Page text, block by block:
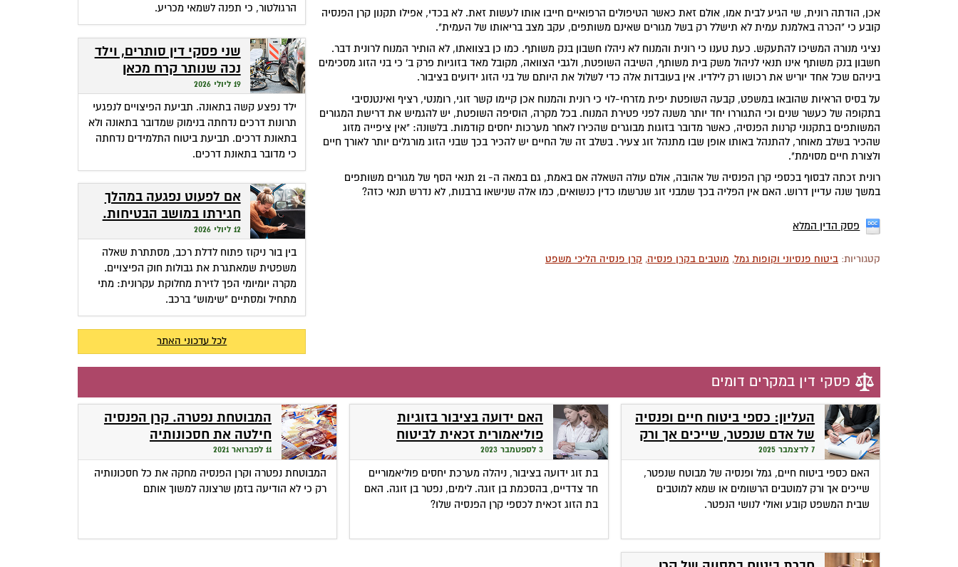
אכן, הודתה רונית, שי הגיע לבית אמו, אולם זאת כאשר הטיפולים הרפואיים חייבו אותו לעשות זאת. לא בכדי, אפילו תקנון קרן הפנסיה
קובע כי "הכרה באלמנת עמית לא תישלל רק בשל מגורים שאינם משותפים, עקב מצב בריאותו של העמית".
נציגי מנורה המשיכו להתעקש. כעת טענו כי רונית והמנוח לא ניהלו חשבון בנק משותף. כמו כן בצוואתו, לא הותיר המנוח לרונית דבר.
חשבון בנק משותף אינו תנאי לניהול משק בית משותף, השיבה השופטת, ולגבי הצוואה, מקובל מאד בזוגיות פרק ב' כי בני הזוג מסכימים
ביניהם שכל אחד יוריש את רכושו רק לילדיו. אין בעובדות אלה כדי לשלול את היותם של בני הזוג ידועים בציבור.
על בסיס הראיות שהובאו במשפט, קבעה השופטת יפית מזרחי-לוי כי רונית והמנוח אכן קיימו קשר זוגי, רומנטי, רציף ואינטנסיבי
בתקופה של כעשר שנים וכי התגוררו יחד יותר משנה לפני פטירת המנוח. בכל מקרה, הוסיפה השופטת, יש להגמיש את דרישת המגורים
המשותפים בתקנוני קרנות הפנסיה, כאשר מדובר בזוגות מבוגרים שהכירו לאחר מערכות יחסים קודמות. בלשונה: "אין ציפייה מזוג
שהכיר בשלב מאוחר, להתנהל באותו אופן שבו מתנהל זוג צעיר. בשלב זה של החיים יש להכיר בכך שבני הזוג מורגלים יותר לאורך חיים
ולצורת חיים מסוימת".
רונית זכתה לבסוף בכספי קרן הפנסיה של אהובה, אולם עולה השאלה אם באמת, גם במאה ה- 21 תנאי הסף של מגורים משותפים
במשך שנה עדיין דרוש. האם אין הפליה בכך שמבני זוג שנרשמו כדין כנשואים, כמו אלה שנישאו ברבנות, לא נדרש תנאי כזה?
פסק הדין המלא
קטגוריות: ביטוח פנסיוני וקופות גמל, מוטבים בקרן פנסיה, קרן פנסיה הליכי משפט
הרגולטור, כי תפנה לשמאי מכריע.
שני פסקי דין סותרים, וילד
נכה שנותר קרח מכאן
ומכאן
19 ליולי 2026
ילד נפצע קשה בתאונה. תביעת הפיצויים לנפגעי
תרונות דרכים נדחתה בנימוק שמדובר בתאונה ולא
בתאונת דרכים. תביעת ביטוח התלמידים נדחתה
כי מדובר בתאונת דרכים.
אם לפעוט נפגעה במהלך
חגירתו במושב הבטיחות.
האם זכאית לפיצויים?
12 ליולי 2026
בין בור ניקוז פתוח לדלת רכב, מסתתרת שאלה
משפטית שמאתגרת את גבולות חוק הפיצויים.
מקרה יומיומי הפך לזירת מחלוקת עקרונית: מתי
מתחיל ומסתיים "שימוש" ברכב.
לכל עדכוני האתר
פסקי דין במקרים דומים
העליון: כספי ביטוח חיים ופנסיה
של אדם שנפטר, שייכים אך ורק
למוטבים הרשומים
7 לדצמבר 2025
האם כספי ביטוח חיים, גמל ופנסיה של מבוטח שנפטר,
שייכים אך ורק למוטבים הרשומים או שמא למוטבים
שבית המשפט קובע ואולי לנושי הנפטר.
האם ידועה בציבור בזוגיות
פוליאמורית זכאית לביטוח
הפנסיוני של בן זוגה?
3 לספטמבר 2023
בת זוג ידועה בציבור, ניהלה מערכת יחסים פוליאמוריים
חד צדדיים, בהסכמת בן זוגה. לימים, נפטר בן זוגה. האם
בת הזוג זכאית לכספי קרן הפנסיה שלו?
המבוטחת נפטרה. קרן הפנסיה
חילטה את חסכונותיה
11 לפברואר 2021
המבוטחת נפטרה וקרן הפנסיה מחקה את כל חסכונותיה
רק כי לא הודיעה בזמן שרצונה למשוך אותם